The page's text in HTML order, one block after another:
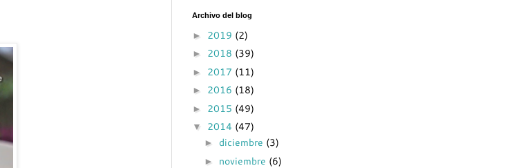
Archivo del blog
► 2019 (2)
► 2018 (39)
► 2017 (11)
► 2016 (18)
► 2015 (49)
▼ 2014 (47)
► diciembre (3)
► noviembre (6)